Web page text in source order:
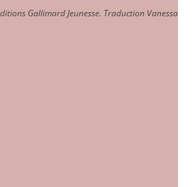
Gallimard Jeunesse. Traduction Vanessa